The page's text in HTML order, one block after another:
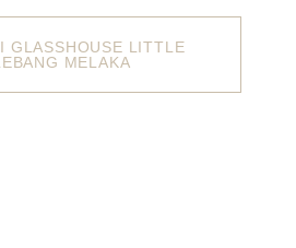
GLASSHOUSE LITTLE
MELAKA